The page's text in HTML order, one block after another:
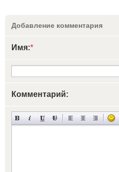
Добавление комментария
Имя:*
Комментарий: